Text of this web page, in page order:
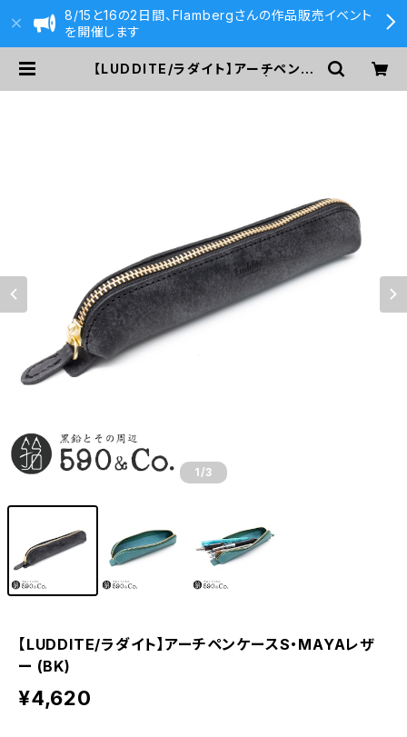
8/15と16の2日間、Flambergさんの作品販売イベント
を開催します
【LUDDITE/ラダイト】アーチペンケ
1 /3
【LUDDITE/ラダイト】アーチペンケースS・MAYAレザ
ー (BK)
¥4,620